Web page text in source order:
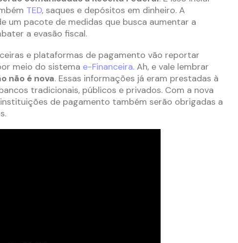
TED, saques e depósitos em dinheiro. A
um pacote de medidas que busca aumentar a
a evasão fiscal.
e plataformas de pagamento vão reportar
meio do sistema e-Financeira. Ah, e vale lembrar
não é nova. Essas informações já eram prestadas à
tradicionais, públicos e privados. Com a nova
de pagamento também serão obrigadas a